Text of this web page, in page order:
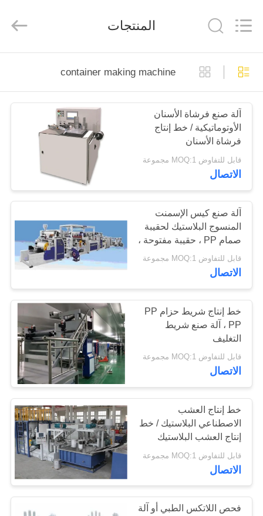
مسكن
منتجات
معلومات
جولة
المعمل
مراقبة
الجودة
اتصل
مدونات
اطلب
اقتباس
خريطة
الموقع
CO.,
LTD..
Reserved.
المنتجات
container making machine
آلة صنع فرشاة الأسنان
الأوتوماتيكية / خط إنتاج
فرشاة الأسنان
قابل للتفاوض MOQ:1 مجموعة
الاتصال
آلة صنع كيس الإسمنت
المنسوج البلاستيك لحقيبة
صمام PP ، حقيبة مفتوحة ،
حقيبة مركبة
قابل للتفاوض MOQ:1 مجموعة
الاتصال
خط إنتاج شريط حزام PP
PP ، آلة صنع شريط
التغليف
قابل للتفاوض MOQ:1 مجموعة
الاتصال
خط إنتاج العشب
الاصطناعي البلاستيك / خط
إنتاج العشب البلاستيك
قابل للتفاوض MOQ:1 مجموعة
الاتصال
فحص اللاتكس الطبي أو آلة